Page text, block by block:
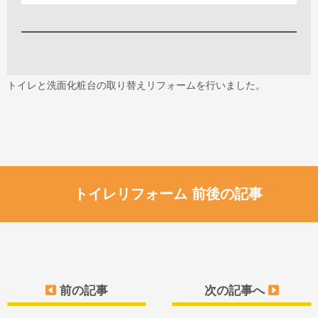
トイレと洗面化粧台の取り替えリフォームを行いました。
トイレリフォーム 前後の記事
前の記事 次の記事へ